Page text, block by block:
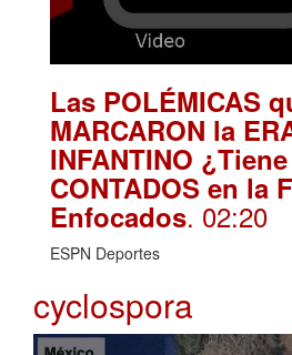
Las POLÉMICAS
MARCARON la
INFANTINO
CONTADOS en la
Enfocados. 02:20
ESPN Deportes
cyclospora